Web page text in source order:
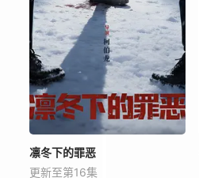
凛冬下的罪恶
更新至第16集